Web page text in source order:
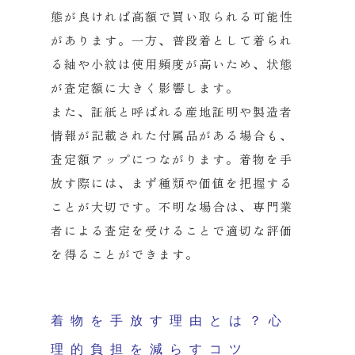
態が良ければ高額で買い取られる可能性
があります。一方、 普段着として着られ
る紬や小紋は使用頻度が高いため、 状態
が査定額に大きく影響します。
また、 証紙と呼ばれる産地証明や製造者
情報が記載された付属品がある場合も、
査定額アップにつながります。着物を手
放す際には、
まず種類や価値を把握する
ことが大切です。不明な場合は、 専門業
者による査定を受けることで適切な評価
を得ることができま す。
着物を手放す理由とは？心
理的負担を減らすコツ